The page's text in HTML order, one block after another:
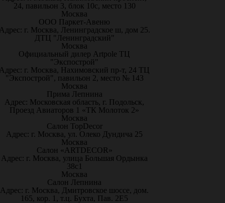
24, павильон 3, блок 10с, место 130
Москва
ООО Паркет-Авeню
г. Москва, Ленинградское ш, дом 25.
ДТЦ "Ленинградский"
Москва
Официальный дилер Artpole ТЦ
"Экспострой"
г. Москва, Нахимовский пр-т, 24 ТЦ
"Экспострой", павильон 2, место № 143
Москва
Прима Лепнина
Адрес: Московская область, г. Подольск,
Проезд Авиаторов 1 «ТК Молоток 2»
Москва
Салон TopDecor
Адрес: г. Москва, ул. Олеко Дундича 25
Москва
Салон «ARTDECOR»
Адрес: г. Москва, улица Большая Ордынка
38с1
Москва
Салон Лепнина
Адрес: г. Москва, Дмитровское шоссе, дом.
165, кор. 1, т.ц. Бухта, Пав. 2Е5